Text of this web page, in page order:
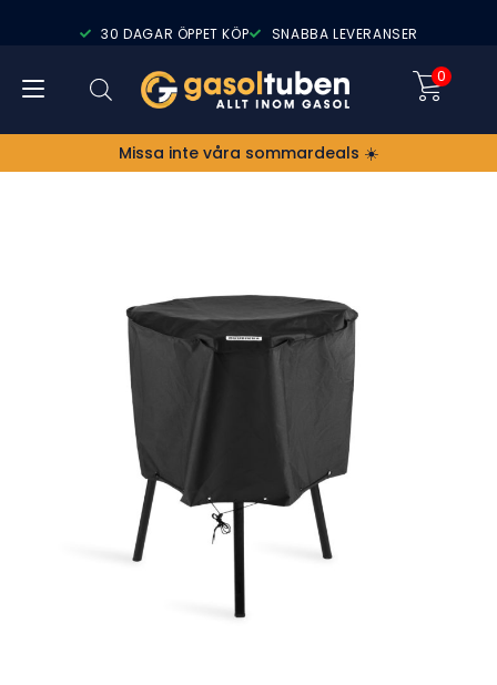
30 DAGAR ÖPPET KÖP SNABBA LEVERANSER
0
Missa inte våra sommardeals ☀️